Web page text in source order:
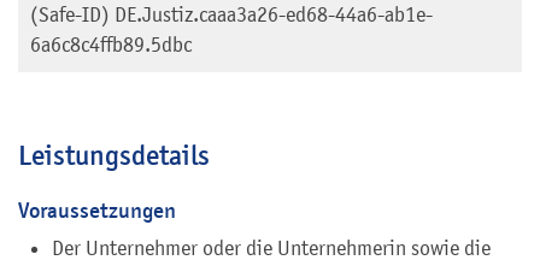
(Safe-ID) DE.Justiz.caaa3a26-ed68-44a6-ab1e-
6a6c8c4ffb89.5dbc
Leistungsdetails
Voraussetzungen
Der Unternehmer oder die Unternehmerin sowie die